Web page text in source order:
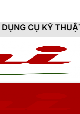
- CUNG